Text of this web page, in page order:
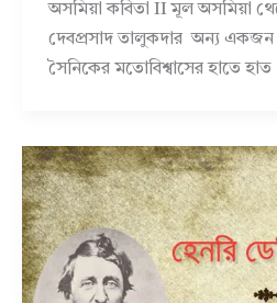
অসমিয়া কবিতা II মূল অসমিয়া
দেবপ্রসাদ তালুকদার অন্য একজন
সৈনিকের মতোবিশ্বাসের হাতে হাত